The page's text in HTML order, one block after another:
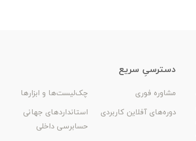
دسترسیِ سریع
مشاوره فوری
چک‌لیست‌ها و ابزارها
دوره‌های آفلاین کاربردی
استانداردهای جهانی
حسابرسی داخلی